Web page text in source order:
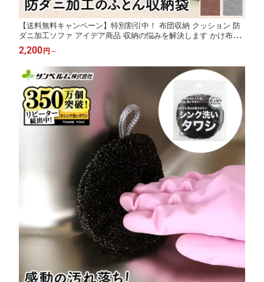
【送料無料キャンペーン】特別割引中！ 布団収納 クッション 防
ダニ加工ソファ アイデア商品 収納の悩みを解決します かけ布団
座布団 こたつ布団 サンベルム かけ布団がクッションになるふと
ん収納袋
2,200 円 ～